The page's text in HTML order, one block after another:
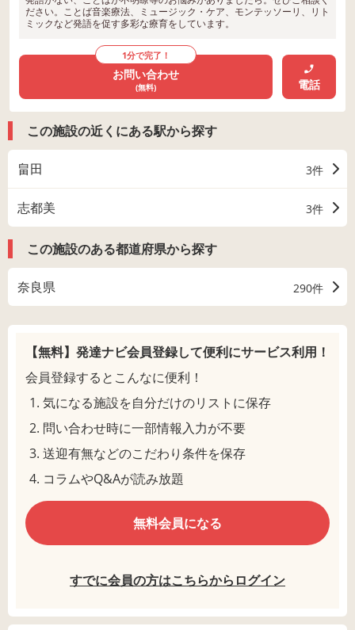
ださい。ことば音楽療法、ミュージック・ケア、モンテッソーリ、リト
ミックなど発語を促す多彩な療育をしています。
1分で完了！
お問い合わせ
(無料) 電話
この施設の近くにある駅から探す
畠田 3件
志都美 3件
この施設のある都道府県から探す
奈良県 290件
【無料】発達ナビ会員登録して便利にサービス利用！
会員登録するとこんなに便利！
気になる施設を自分だけのリストに保存
問い合わせ時に一部情報入力が不要
送迎有無などのこだわり条件を保存
コラムやQ&Aが読み放題
無料会員になる
すでに会員の方はこちらからログイン